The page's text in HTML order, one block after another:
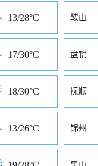
13/28°C 鞍山
17/30°C 盘锦
18/30°C 抚顺
13/26°C 锦州